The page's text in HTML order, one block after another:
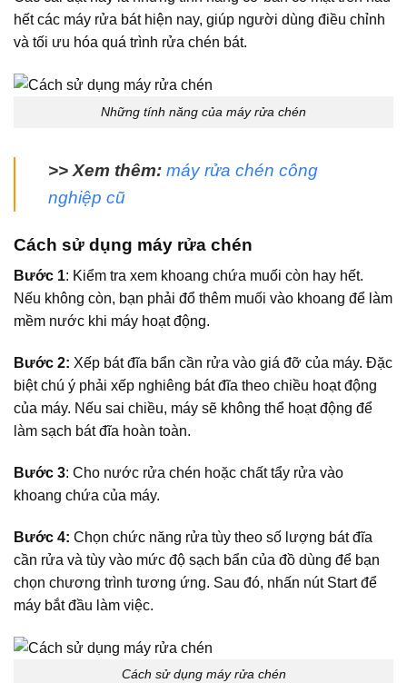
hết các máy rửa bát hiện nay, giúp người dùng điều chỉnh
và tối ưu hóa quá trình rửa chén bát.
Những tính năng của máy rửa chén
>> Xem thêm: máy rửa chén công
nghiệp cũ
Cách sử dụng máy rửa chén
Bước 1: Kiểm tra xem khoang chứa muối còn hay hết.
Nếu không còn, bạn phải đổ thêm muối vào khoang để làm
mềm nước khi máy hoạt động.
Bước 2: Xếp bát đĩa bẩn cần rửa vào giá đỡ của máy. Đặc
biệt chú ý phải xếp nghiêng bát đĩa theo chiều hoạt động
của máy. Nếu sai chiều, máy sẽ không thể hoạt động để
làm sạch bát đĩa hoàn toàn.
Bước 3: Cho nước rửa chén hoặc chất tẩy rửa vào
khoang chứa của máy.
Bước 4: Chọn chức năng rửa tùy theo số lượng bát đĩa
cần rửa và tùy vào mức độ sạch bẩn của đồ dùng để bạn
chọn chương trình tương ứng. Sau đó, nhấn nút Start để
máy bắt đầu làm việc.
Cách sử dụng máy rửa chén